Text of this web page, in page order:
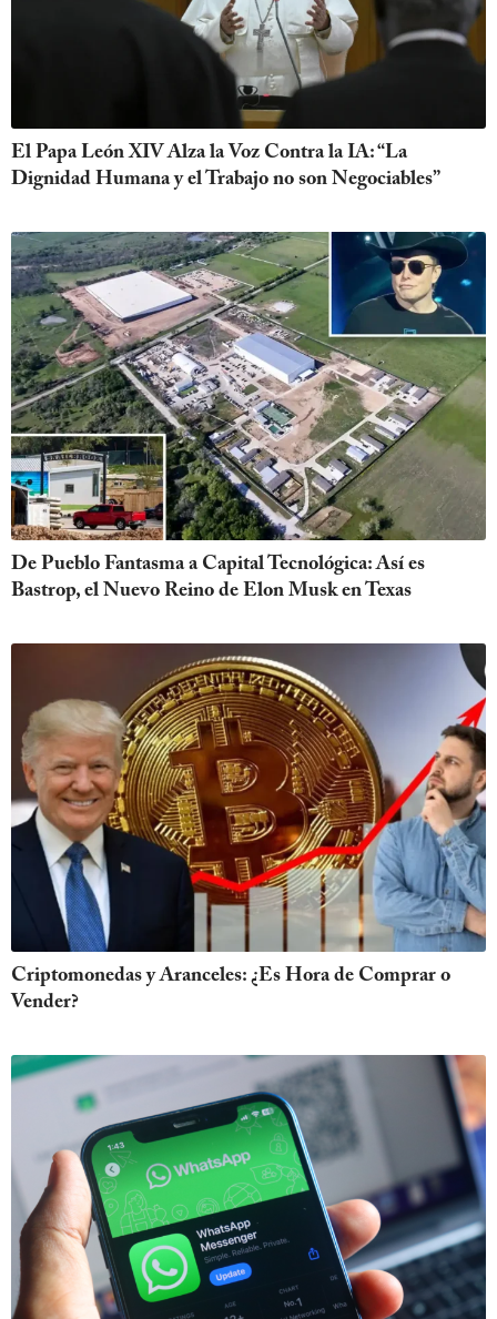
El Papa León XIV Alza la Voz Contra la IA: “La
Dignidad Humana y el Trabajo no son Negociables”
De Pueblo Fantasma a Capital Tecnológica: Así es
Bastrop, el Nuevo Reino de Elon Musk en Texas
Criptomonedas y Aranceles: ¿Es Hora de Comprar o
Vender?